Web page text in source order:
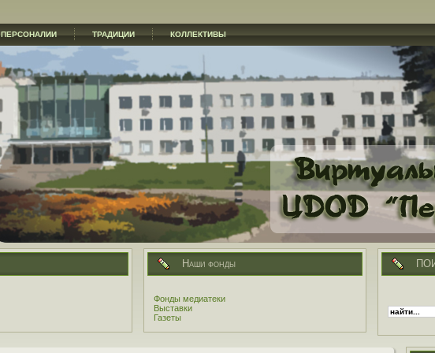
ПЕРСОНАЛИИ ТРАДИЦИИ КОЛЛЕКТИВЫ
Наши фонды
Фонды медиатеки
Выставки
Газеты